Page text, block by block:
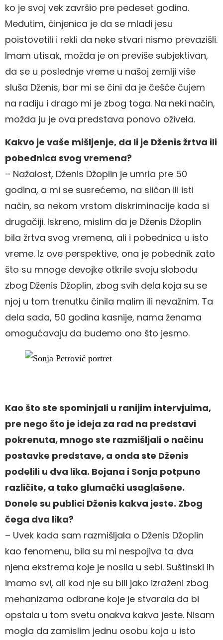
ko je svoj vek završio pre pedeset godina.
Međutim, činjenica je da se mladi jesu
poistovetili i rekli da neke stvari nismo prevazišli.
Imam utisak, možda je on previše subjektivan,
da se u poslednje vreme u našoj zemlji više
sluša Dženis, bar mi se čini da je češće čujem
na radiju i drago mi je zbog toga. Na neki način,
možda ju je ova predstava ponovo oživela.
Kakvo je vaše mišljenje, da li je Dženis žrtva ili
pobednica svog vremena?
– Nažalost, Dženis Džoplin je umrla pre 50
godina, a mi se susrećemo, na sličan ili isti
način, sa nekom vrstom diskriminacije kada si
drugačiji. Iskreno, mislim da je Dženis Džoplin
bila žrtva svog vremena, ali i pobednica u isto
vreme. Iz ove perspektive, ona je pobednik zato
što su mnoge devojke otkrile svoju slobodu
zbog Dženis Džoplin, zbog svih dela koja su se
njoj u tom trenutku činila malim ili nevažnim. Ta
dela sada, 50 godina kasnije, nama ženama
omogućavaju da budemo ono što jesmo.
Kao što ste spominjali u ranijim intervjuima,
pre nego što je ideja za rad na predstavi
pokrenuta, mnogo ste razmišljali o načinu
postavke predstave, a onda ste Dženis
podelili u dva lika. Bojana i Sonja potpuno
različite, a tako glumački usaglašene.
Donele su publici Dženis kakva jeste. Zbog
čega dva lika?
– Uvek kada sam razmišljala o Dženis Džoplin
kao fenomenu, bila su mi nespojiva ta dva
njena ekstrema koje je nosila u sebi. Suštinski ih
imamo svi, ali kod nje su bili jako izraženi zbog
mehanizama odbrane koje je stvarala da bi
opstala u tom svetu onakva kakva jeste. Nisam
mogla da zamislim jednu osobu koja u isto